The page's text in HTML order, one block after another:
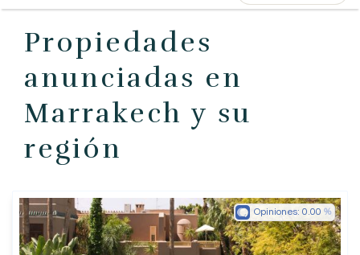
Propiedades
anunciadas en
Marrakech y su
región
Opiniones: 0.00